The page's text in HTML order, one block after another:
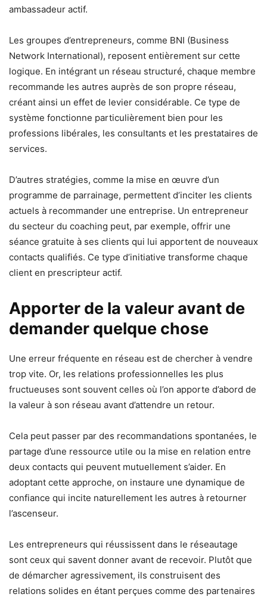
ambassadeur actif.
Les groupes d’entrepreneurs, comme BNI (Business
Network International), reposent entièrement sur cette
logique. En intégrant un réseau structuré, chaque membre
recommande les autres auprès de son propre réseau,
créant ainsi un effet de levier considérable. Ce type de
système fonctionne particulièrement bien pour les
professions libérales, les consultants et les prestataires de
services.
D’autres stratégies, comme la mise en œuvre d’un
programme de parrainage, permettent d’inciter les clients
actuels à recommander une entreprise. Un entrepreneur
du secteur du coaching peut, par exemple, offrir une
séance gratuite à ses clients qui lui apportent de nouveaux
contacts qualifiés. Ce type d’initiative transforme chaque
client en prescripteur actif.
Apporter de la valeur avant de
demander quelque chose
Une erreur fréquente en réseau est de chercher à vendre
trop vite. Or, les relations professionnelles les plus
fructueuses sont souvent celles où l’on apporte d’abord de
la valeur à son réseau avant d’attendre un retour.
Cela peut passer par des recommandations spontanées, le
partage d’une ressource utile ou la mise en relation entre
deux contacts qui peuvent mutuellement s’aider. En
adoptant cette approche, on instaure une dynamique de
confiance qui incite naturellement les autres à retourner
l’ascenseur.
Les entrepreneurs qui réussissent dans le réseautage
sont ceux qui savent donner avant de recevoir. Plutôt que
de démarcher agressivement, ils construisent des
relations solides en étant perçues comme des partenaires